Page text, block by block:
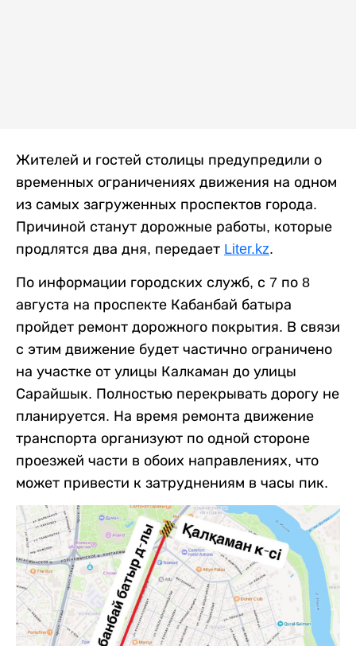
Жителей и гостей столицы предупредили о
временных ограничениях движения на одном
из самых загруженных проспектов города.
Причиной станут дорожные работы, которые
продлятся два дня, передает Liter.kz.
По информации городских служб, с 7 по 8
августа на проспекте Кабанбай батыра
пройдет ремонт дорожного покрытия. В связи
с этим движение будет частично ограничено
на участке от улицы Калкаман до улицы
Сарайшык. Полностью перекрывать дорогу не
планируется. На время ремонта движение
транспорта организуют по одной стороне
проезжей части в обоих направлениях, что
может привести к затруднениям в часы пик.